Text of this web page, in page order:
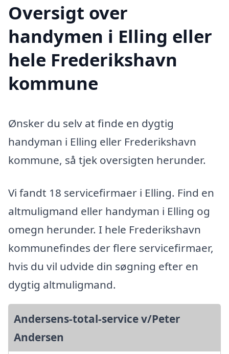
Oversigt over
handymen i Elling eller
hele Frederikshavn
kommune
Ønsker du selv at finde en dygtig
handyman i Elling eller Frederikshavn
kommune, så tjek oversigten herunder.
Vi fandt 18 servicefirmaer i Elling. Find en
altmuligmand eller handyman i Elling og
omegn herunder. I hele Frederikshavn
kommunefindes der flere servicefirmaer,
hvis du vil udvide din søgning efter en
dygtig altmuligmand.
Andersens-total-service v/Peter
Andersen